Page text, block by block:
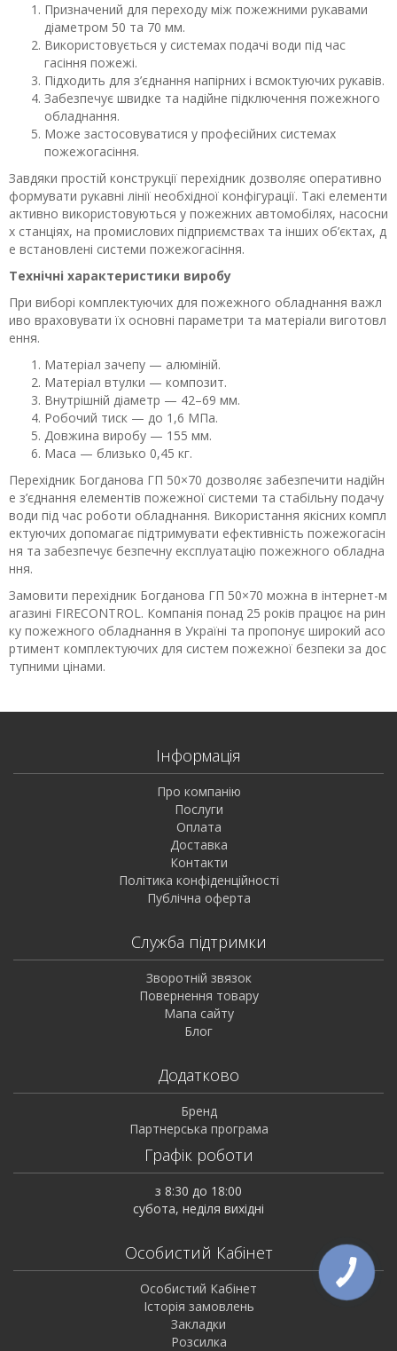
Призначений для переходу між пожежними рукавами
діаметром 50 та 70 мм.
Використовується у системах подачі води під час
гасіння пожежі.
Підходить для з’єднання напірних і всмоктуючих рукавів.
Забезпечує швидке та надійне підключення пожежного
обладнання.
Може застосовуватися у професійних системах
пожежогасіння.
Завдяки простій конструкції перехідник дозволяє оперативно
формувати рукавні лінії необхідної конфігурації. Такі елементи
активно використовуються у пожежних автомобілях, насосни
х станціях, на промислових підприємствах та інших об’єктах, д
е встановлені системи пожежогасіння.
Технічні характеристики виробу
При виборі комплектуючих для пожежного обладнання важл
иво враховувати їх основні параметри та матеріали виготовл
ення.
Матеріал зачепу — алюміній.
Матеріал втулки — композит.
Внутрішній діаметр — 42–69 мм.
Робочий тиск — до 1,6 МПа.
Довжина виробу — 155 мм.
Маса — близько 0,45 кг.
Перехідник Богданова ГП 50×70 дозволяє забезпечити надійн
е з’єднання елементів пожежної системи та стабільну подачу
води під час роботи обладнання. Використання якісних компл
ектуючих допомагає підтримувати ефективність пожежогасін
ня та забезпечує безпечну експлуатацію пожежного обладна
ння.
Замовити перехідник Богданова ГП 50×70 можна в інтернет-м
агазині FIRECONTROL. Компанія понад 25 років працює на рин
ку пожежного обладнання в Україні та пропонує широкий асо
ртимент комплектуючих для систем пожежної безпеки за дос
тупними цінами.
Інформація
Про компанію
Послуги
Оплата
Доставка
Контакти
Політика конфіденційності
Публічна оферта
Служба підтримки
Зворотній звязок
Повернення товару
Мапа сайту
Блог
Додатково
Бренд
Партнерська програма
Графік роботи
з 8:30 до 18:00
субота, неділя вихідні
Особистий Кабінет
Особистий Кабінет
Історія замовлень
Закладки
Розсилка